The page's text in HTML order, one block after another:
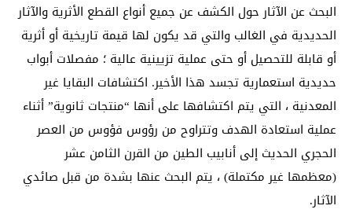
البحث عن الآثار حول الكشف عن جميع أنواع القطع الأثرية والآثار
الحديدية في الغالب والتي قد يكون لها قيمة تاريخية أو أثرية
أو قابلة للتحصيل أو حتى عملية تزيينية عالية ؛ مفصلات أبواب
حديدية استعمارية تجسد هذا الأخير. اكتشافات البقايا غير
المعدنية ، التي يتم اكتشافها على أنها “منتجات ثانوية” أثناء
عملية استعادة الهدف وتتراوح من رؤوس فؤوس من العصر
الحجري الحديث إلى أنابيب الطين من القرن الثامن عشر
(معظمها غير مكتملة) ، يتم البحث عنها بشدة من قبل صائدي
الآثار.